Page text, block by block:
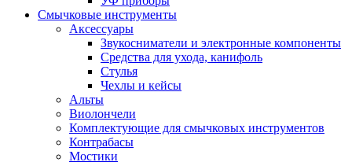
Смычковые инструменты
Аксессуары
Звукосниматели и электронные компоненты
Средства для ухода, канифоль
Стулья
Чехлы и кейсы
Альты
Виолончели
Комплектующие для смычковых инструментов
Контрабасы
Мостики